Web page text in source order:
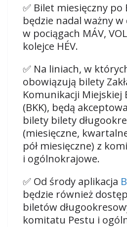
✅ Bilet miesięczny po
będzie nadal ważny w
w pociągach MÁV,
kolejce HÉV.
✅ Na liniach, w
obowiązują bilety
Komunikacji Miejskiej
(BKK), będą
bilety bilety
(miesięczne,
pół miesięczne) z
i ogólnokrajowe.
✅ Od środy aplikacja
będzie również
biletów
komitatu Pestu i